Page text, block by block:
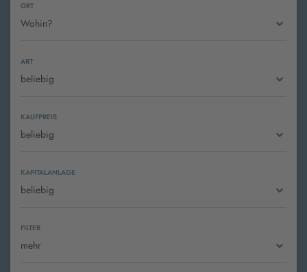
ORT
Wohin?
ART
beliebig
KAUFPREIS
beliebig
KAPITALANLAGE
beliebig
FILTER
mehr